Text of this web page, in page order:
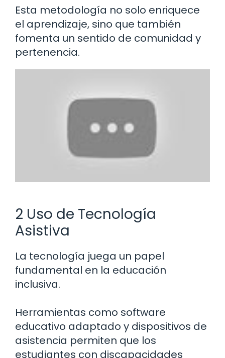
Esta metodología no solo enriquece
el aprendizaje, sino que también
fomenta un sentido de comunidad y
pertenencia.
2 Uso de Tecnología
Asistiva
La tecnología juega un papel
fundamental en la educación
inclusiva.
Herramientas como software
educativo adaptado y dispositivos de
asistencia permiten que los
estudiantes con discapacidades